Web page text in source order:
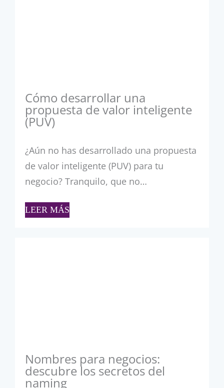
Cómo desarrollar una
propuesta de valor inteligente
(PUV)
¿Aún no has desarrollado una propuesta
de valor inteligente (PUV) para tu
negocio? Tranquilo, que no…
LEER MÁS
Nombres para negocios:
descubre los secretos del
naming